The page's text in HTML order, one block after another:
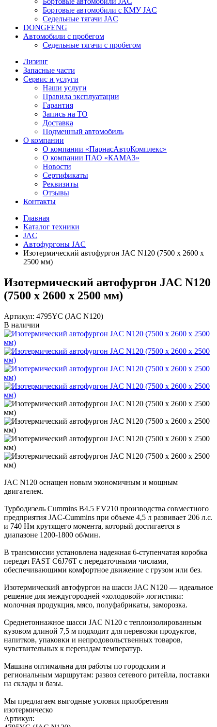
Бортовые автомобили с КМУ JAC
Седельные тягачи JAC
DONGFENG
Автомобили с пробегом
Седельные тягачи с пробегом
Лизинг
Запасные части
Сервис и услуги
Наши услуги
Правила эксплуатации
Гарантия
Запись на ТО
Доставка
Подменный автомобиль
О компании
О компании «ПарнасАвтоКомплекс»
О компании ПАО «КАМАЗ»
Новости
Сертификаты
Реквизиты
Отзывы
Контакты
Главная
Каталог техники
JAC
Автофургоны JAC
Изотермический автофургон JAC N120 (7500 х 2600 х
2500 мм)
Изотермический автофургон JAC N120
(7500 х 2600 х 2500 мм)
Артикул: 4795YC (JAC N120)
В наличии
JAC N120 оснащен новым экономичным и мощным
двигателем.
Турбодизель Cummins B4.5 EV210 производства совместного
предприятия JAC-Cummins при объеме 4,5 л развивает 206 л.с.
и 740 Нм крутящего момента, который достигается в
диапазоне 1200-1800 об/мин.
В трансмиссии установлена надежная 6-ступенчатая коробка
передач FAST C6J76T с передаточными числами,
обеспечивающими комфортное движение с грузом или без.
Изотермический автофургон на шасси JAC N120 — идеальное
решение для междугородней «холодовой» логистики:
молочная продукция, мясо, полуфабрикаты, заморозка.
Среднетоннажное шасси JAC N120 с теплоизолированным
кузовом длиной 7,5 м подходит для перевозки продуктов,
напитков, упаковки и непродовольственных товаров,
чувствительных к перепадам температур.
Машина оптимальна для работы по городским и
региональным маршрутам: развоз сетевого ритейла, поставки
на склады и базы.
Мы предлагаем выгодные условия приобретения
изотермическо
Артикул: